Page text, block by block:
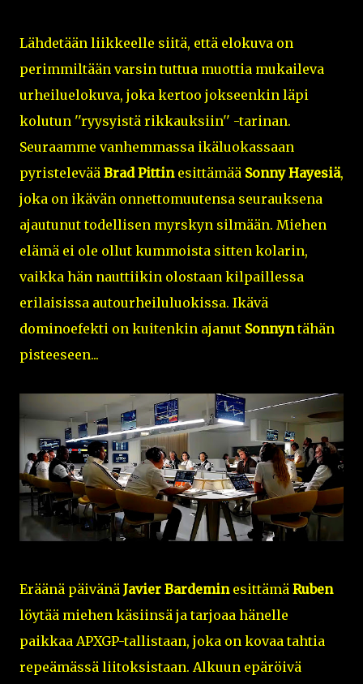
Lähdetään liikkeelle siitä, että elokuva on
perimmiltään varsin tuttua muottia mukaileva
urheiluelokuva, joka kertoo jokseenkin läpi
kolutun ''ryysyistä rikkauksiin'' -tarinan.
Seuraamme vanhemmassa ikäluokassaan
pyristelevää Brad Pittin esittämää Sonny Hayesiä,
joka on ikävän onnettomuutensa seurauksena
ajautunut todellisen myrskyn silmään. Miehen
elämä ei ole ollut kummoista sitten kolarin,
vaikka hän nauttiikin olostaan kilpaillessa
erilaisissa autourheiluluokissa. Ikävä
dominoefekti on kuitenkin ajanut Sonnyntähän
pisteeseen...
Eräänä päivänä Javier Bardemin esittämä Ruben
löytää miehen käsiinsä ja tarjoaa hänelle
paikkaa APXGP-tallistaan, joka on kovaa tahtia
repeämässä liitoksistaan. Alkuun epäröivä